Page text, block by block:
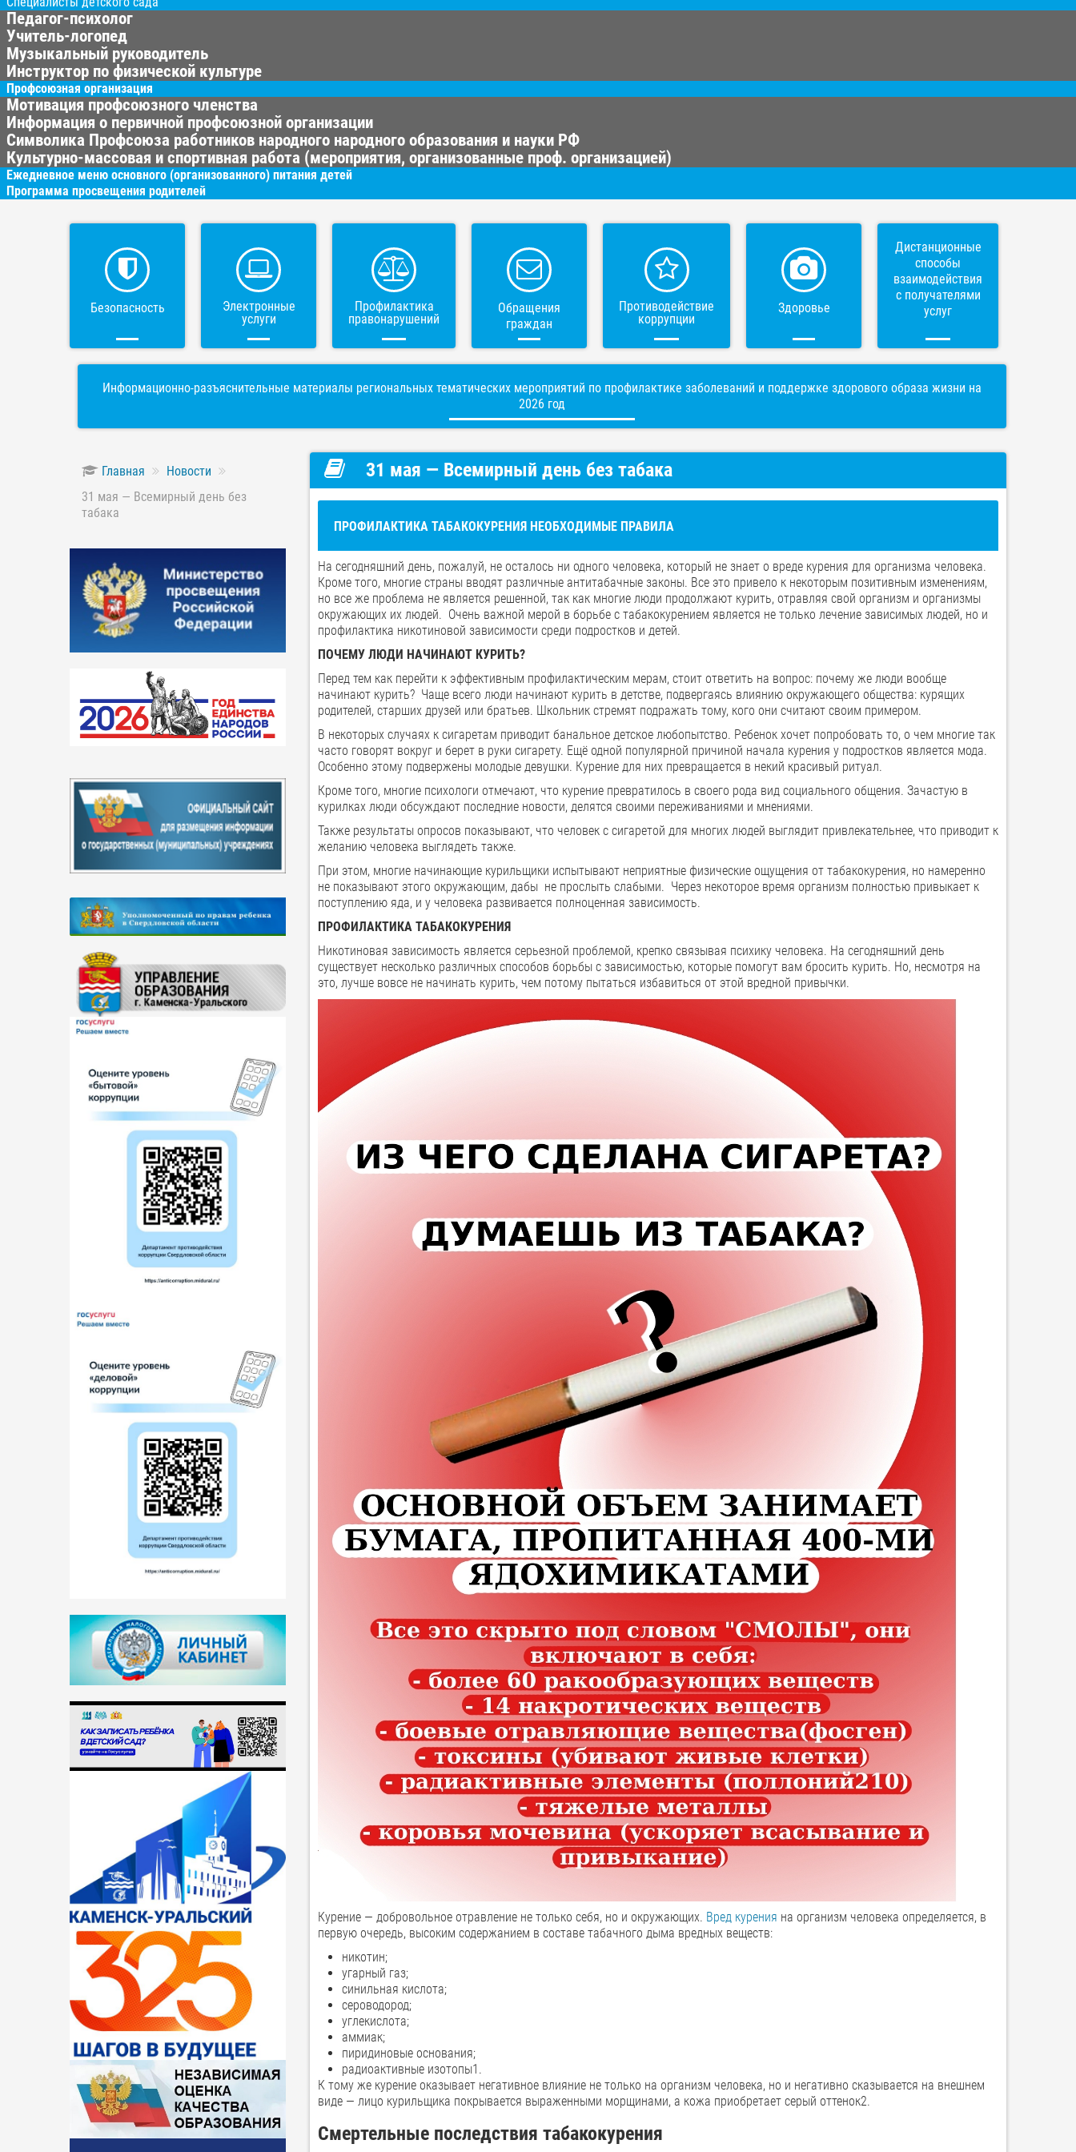
Педагог-психолог
Учитель-логопед
Музыкальный руководитель
Инструктор по физической культуре
Профсоюзная организация
Мотивация профсоюзного членства
Информация о первичной профсоюзной организации
Символика Профсоюза работников народного народного образования и науки РФ
Культурно-массовая и спортивная работа (мероприятия, организованные проф. организацией)
Ежедневное меню основного (организованного) питания детей
Программа просвещения родителей
Безопасность
Электронные
услуги
Профилактика
правонарушений
Обращения
граждан
Противодействие
коррупции
Здоровье
Дистанционные
способы
взаимодействия
с получателями
услуг
Информационно-разъяснительные материалы региональных тематических мероприятий по профилактике заболеваний и поддержке здорового образа жизни на
2026 год
Главная
Новости
31 мая — Всемирный день без
табака
31 мая — Всемирный день без табака
ПРОФИЛАКТИКА ТАБАКОКУРЕНИЯ НЕОБХОДИМЫЕ ПРАВИЛА
На сегодняшний день, пожалуй, не осталось ни одного человека, который не знает о вреде курения для организма человека.
Кроме того, многие страны вводят различные антитабачные законы. Все это привело к некоторым позитивным изменениям,
но все же проблема не является решенной, так как многие люди продолжают курить, отравляя свой организм и организмы
окружающих их людей. Очень важной мерой в борьбе с табакокурением является не только лечение зависимых людей, но и
профилактика никотиновой зависимости среди подростков и детей.
ПОЧЕМУ ЛЮДИ НАЧИНАЮТ КУРИТЬ?
Перед тем как перейти к эффективным профилактическим мерам, стоит ответить на вопрос: почему же люди вообще
начинают курить? Чаще всего люди начинают курить в детстве, подвергаясь влиянию окружающего общества: курящих
родителей, старших друзей или братьев. Школьник стремят подражать тому, кого они считают своим примером.
В некоторых случаях к сигаретам приводит банальное детское любопытство. Ребенок хочет попробовать то, о чем многие так
часто говорят вокруг и берет в руки сигарету. Ещё одной популярной причиной начала курения у подростков является мода.
Особенно этому подвержены молодые девушки. Курение для них превращается в некий красивый ритуал.
Кроме того, многие психологи отмечают, что курение превратилось в своего рода вид социального общения. Зачастую в
курилках люди обсуждают последние новости, делятся своими переживаниями и мнениями.
Также результаты опросов показывают, что человек с сигаретой для многих людей выглядит привлекательнее, что приводит к
желанию человека выглядеть также.
При этом, многие начинающие курильщики испытывают неприятные физические ощущения от табакокурения, но намеренно
не показывают этого окружающим, дабы не прослыть слабыми. Через некоторое время организм полностью привыкает к
поступлению яда, и у человека развивается полноценная зависимость.
ПРОФИЛАКТИКА ТАБАКОКУРЕНИЯ
Никотиновая зависимость является серьезной проблемой, крепко связывая психику человека. На сегодняшний день
существует несколько различных способов борьбы с зависимостью, которые помогут вам бросить курить. Но, несмотря на
это, лучше вовсе не начинать курить, чем потому пытаться избавиться от этой вредной привычки.
Курение — добровольное отравление не только себя, но и окружающих. Вред курения на организм человека определяется, в
первую очередь, высоким содержанием в составе табачного дыма вредных веществ:
никотин;
угарный газ;
синильная кислота;
сероводород;
углекислота;
аммиак;
пиридиновые основания;
радиоактивные изотопы1.
К тому же курение оказывает негативное влияние не только на организм человека, но и негативно сказывается на внешнем
виде — лицо курильщика покрывается выраженными морщинами, а кожа приобретает серый оттенок2.
Смертельные последствия табакокурения